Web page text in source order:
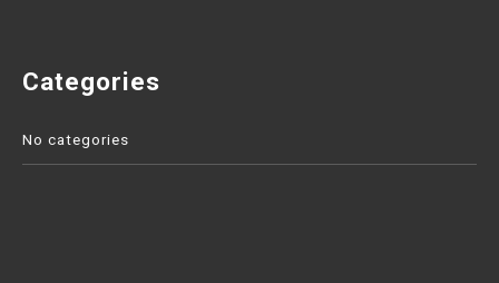
Categories
No categories